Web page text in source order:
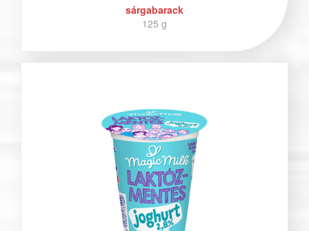
sárgabarack
125 g